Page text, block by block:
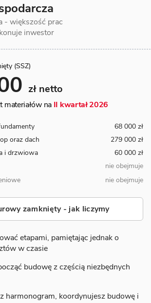
- większość prac
inwestor
(SSZ)
zł netto
materiałów na II kwartał 2026
68 000 zł
oraz dach
279 000 zł
i drzwiowa
60 000 zł
nie obejmuje
nie obejmuje
zamknięty - jak liczymy
etapami, pamiętając jednak o
w czasie
budowę z częścią niezbędnych
harmonogram, koordynujesz budowę i